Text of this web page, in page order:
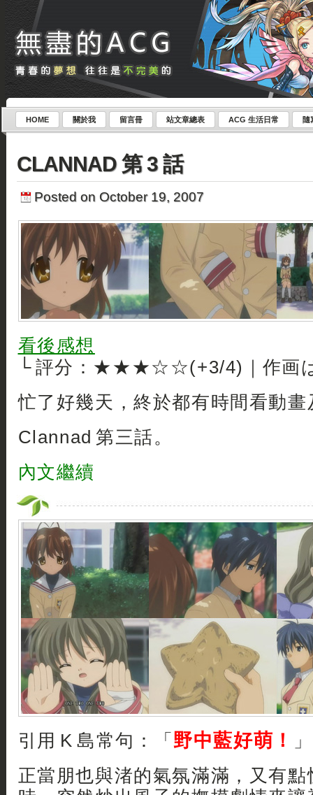
HOME 關於我 留言冊 站文章總表 ACG 生活日常 隨
CLANNAD 第 3 話
Posted on October 19, 2007
看後感想
└ 評分：★★★☆☆(+3/4)｜作画
忙了好幾天，終於都有時間看動畫
Clannad 第三話。
內文繼續
引用 K 島常句：「野中藍好萌！
正當朋也與渚的氣氛滿滿，又有